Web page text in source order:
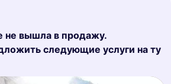
не вышла в продажу.
следующие услуги на ту